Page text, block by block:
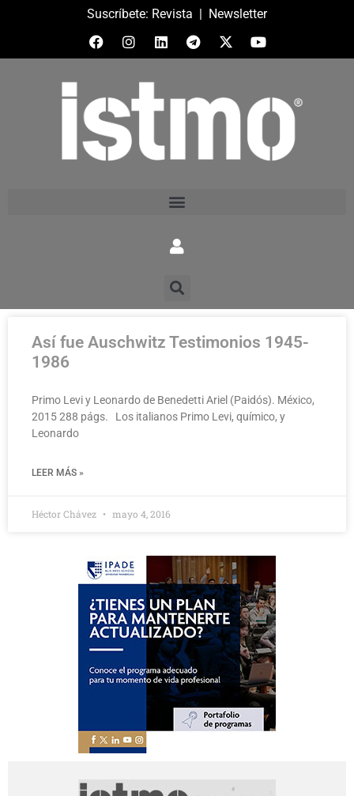
Suscríbete: Revista | Newsletter
Así fue Auschwitz Testimonios 1945-
1986
Primo Levi y Leonardo de Benedetti Ariel (Paidós). México,
2015 288 págs. Los italianos Primo Levi, químico, y
Leonardo
LEER MÁS »
Héctor Chávez mayo 4, 2016